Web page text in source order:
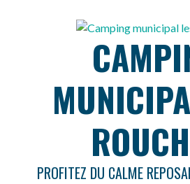
PROFITEZ DU CALME